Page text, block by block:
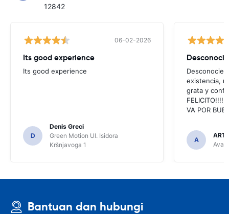
12842
06-02-2026
Its good experience
Its good experience
D
Denis Greci
Green Motion Ul. Isidora
Kršnjavoga 1
existencia,
grata y
FELICITO!!!!,
VA POR
A
Bantuan dan hubungi